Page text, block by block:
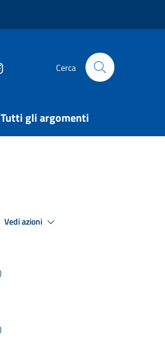
Cerca
Tutti gli argomenti
Vedi azioni